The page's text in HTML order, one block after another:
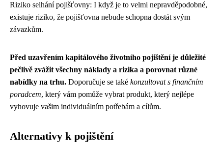
Riziko selhání pojišťovny: I když je to velmi nepravděpodobné,
existuje riziko, že pojišťovna nebude schopna dostát svým
závazkům.
Před uzavřením kapitálového životního pojištění je důležité
pečlivě zvážit všechny náklady a rizika a porovnat různé
nabídky na trhu. Doporučuje se také konzultovat s finančním
poradcem, který vám pomůže vybrat produkt, který nejlépe
vyhovuje vašim individuálním potřebám a cílům.
Alternativy k pojištění